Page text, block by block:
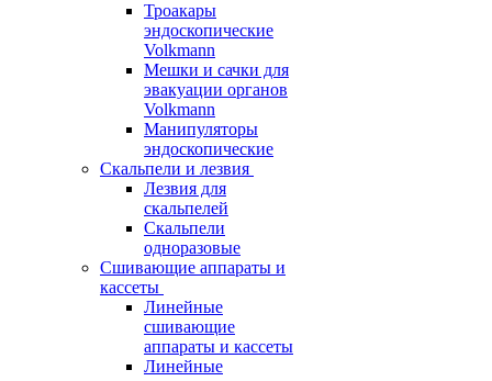
Троакары
эндоскопические
Volkmann
Мешки и сачки для
эвакуации органов
Volkmann
Манипуляторы
эндоскопические
Скальпели и лезвия
Лезвия для
скальпелей
Скальпели
одноразовые
Сшивающие аппараты и
кассеты
Линейные
сшивающие
аппараты и кассеты
Линейные